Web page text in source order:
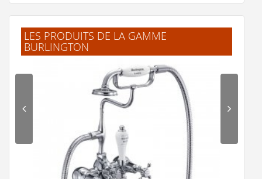
LES PRODUITS DE LA GAMME
BURLINGTON